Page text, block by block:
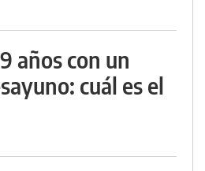
años con un
cuál es el